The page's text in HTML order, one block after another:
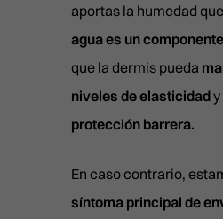
aportas la humedad
agua es un
que la dermis pueda
niveles de elasticidady
protección barrera.
En caso contrario,
síntoma principal de